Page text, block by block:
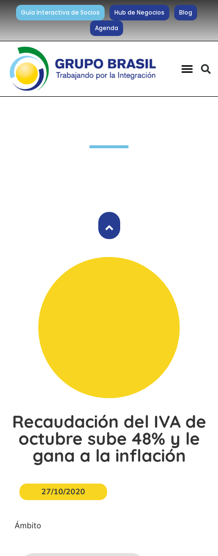
Guía Interactiva de Socios Hub de Negocios
Blog
Agenda
Recaudación del IVA de
octubre sube 48% y le
gana a la inflación
27/10/2020
Ámbito